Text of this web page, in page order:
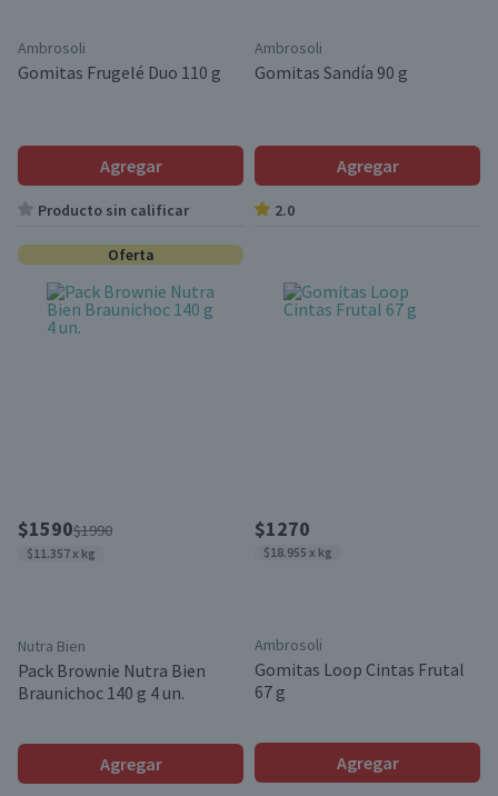
Ambrosoli
Gomitas Frugelé Duo 110 g
Agregar
Producto sin calificar
Ambrosoli
Gomitas Sandía 90 g
Agregar
2.0
Oferta
$1590$1990
$11.357 x kg
Nutra Bien
Pack Brownie Nutra Bien
Braunichoc 140 g 4 un.
Agregar
$1270
$18.955 x kg
Ambrosoli
Gomitas Loop Cintas Frutal
67 g
Agregar